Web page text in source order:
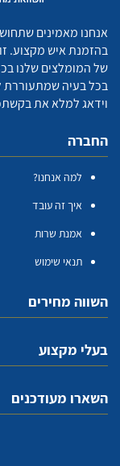
אנחנו מאמינים
בהזמנת איש מקצוע.
של המומלצים שלנו
בכל בעיה שמתעוררת
וידאג למלא את
החברה
למה אנחנו?
איך זה עובד
אמנת שרות
תנאי שימוש
השווה מחירים
בעלי מקצוע
השארו מעודכנים